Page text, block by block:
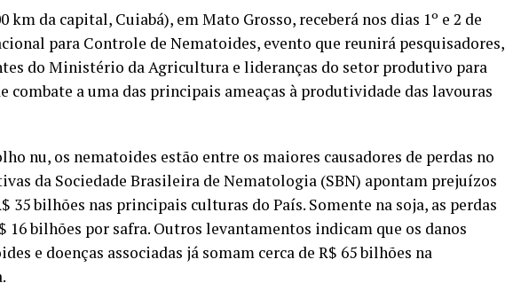
km da capital, Cuiabá), em Mato Grosso, receberá nos dias 1º e 2 de
para Controle de Nematoides, evento que reunirá pesquisadores,
do Ministério da Agricultura e lideranças do setor produtivo para
combate a uma das principais ameaças à produtividade das lavouras
nu, os nematoides estão entre os maiores causadores de perdas no
da Sociedade Brasileira de Nematologia (SBN) apontam prejuízos
35 bilhões nas principais culturas do País. Somente na soja, as perdas
16 bilhões por safra. Outros levantamentos indicam que os danos
e doenças associadas já somam cerca de R$ 65 bilhões na